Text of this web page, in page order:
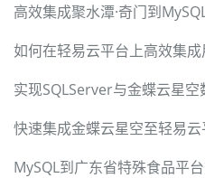
高效集成聚水潭·奇门到
如何在轻易云平台上高效集
实现SQLServer与金蝶云星